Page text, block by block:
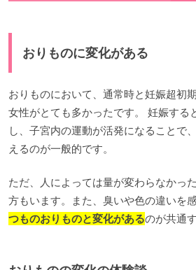
おりものに変化がある
おりものにおいて、通常時と妊娠超初
女性がとても多かったです。 妊娠する
し、子宮内の運動が活発になることで
えるのが一般的です。
ただ、人によっては量が変わらなかっ
方もいます。また、臭いや色の違いを
つものおりものと変化があるのが共通